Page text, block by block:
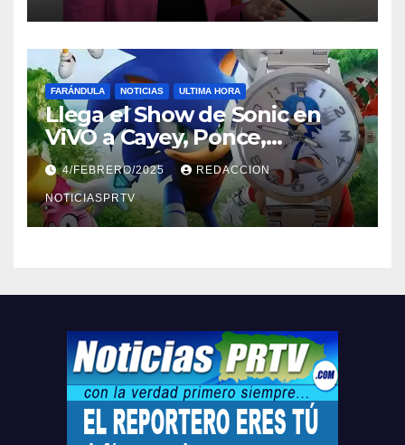
FARÁNDULA NOTICIAS ULTIMA HORA
Llega el Show de Sonic en
ViVO a Cayey, Ponce,
Barceloneta y Humacao,
Relojes gratis para el que
compre ahora….
4/FEBRERO/2025 REDACCION
NOTICIASPRTV